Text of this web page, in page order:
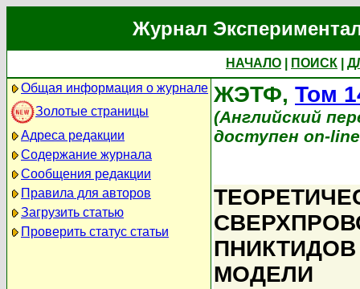
Журнал
НАЧАЛО ПОИСК
Общая информация о журнале
Золотые страницы
Адреса редакции
Содержание журнала
Сообщения редакции
Правила для авторов
Загрузить статью
Проверить статус статьи
ЖЭТФ, Том
(Английский
доступен on-
МОДЕЛИ